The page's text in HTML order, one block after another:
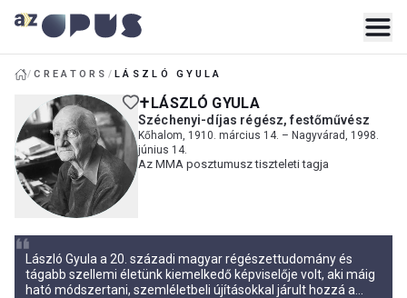
/CREATORS /LÁSZLÓ GYULA
LÁSZLÓ GYULA
Széchenyi-díjas régész, festőművész
Kőhalom, 1910. március 14. – Nagyvárad, 1998.
június 14.
Az MMA posztumusz tiszteleti tagja
László Gyula a 20. századi magyar régészettudomány és
tágabb szellemi életünk kiemelkedő képviselője volt, aki máig
ható módszertani, szemléletbeli újításokkal járult hozzá a